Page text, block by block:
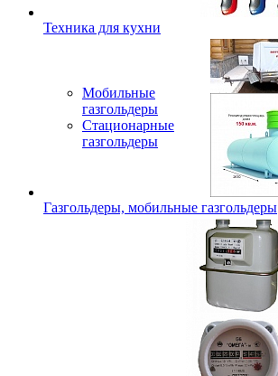
Техника для кухни
Мобильные
газгольдеры
Стационарные
газгольдеры
Газгольдеры, мобильные газгольдеры